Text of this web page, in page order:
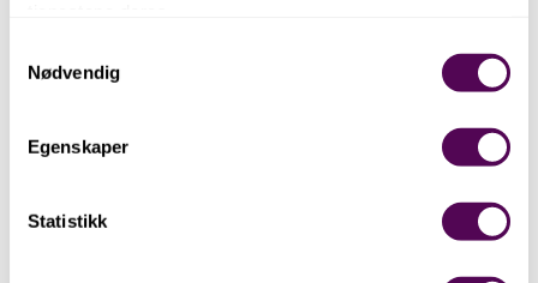
Nødvendig
Egenskaper
Statistikk
Digitalt Museum
Her er ein oversikt over
gjenstander og fotografi frå
dokumenterte i Digitalt